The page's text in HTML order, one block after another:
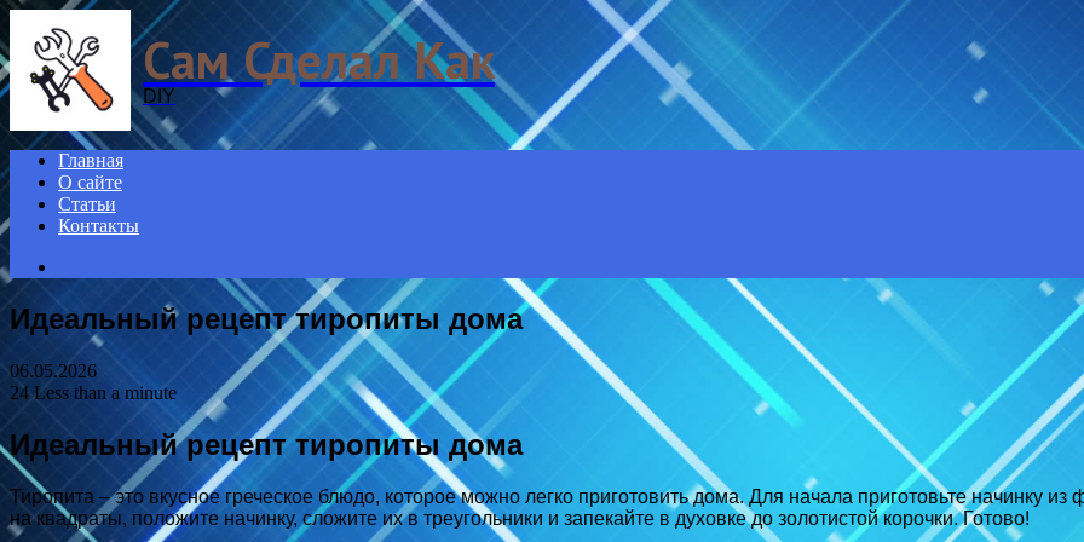
Сам Сделал Как
DIY
Главная
О сайте
Статьи
Контакты
for
Идеальный рецепт тиропиты дома
06.05.2026
24Less than a minute
Идеальный рецепт тиропиты дома
Тиропита – это вкусное греческое блюдо, которое можно легко приготовить дома. Для начала приготовьте начинку
на квадраты, положите начинку, сложите их в треугольники и запекайте в духовке до золотистой корочки. Готово!